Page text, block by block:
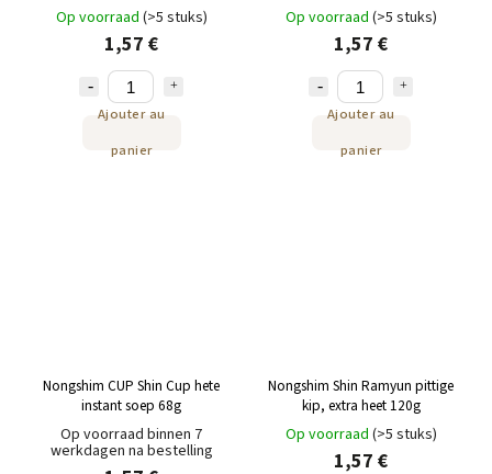
Op voorraad (>5 stuks)
1,57 €
Ajouter au
panier
Op voorraad (>5 stuks)
1,57 €
Ajouter au
panier
Nongshim CUP Shin Cup hete
instant soep 68g
Op voorraad binnen 7
werkdagen na bestelling
Nongshim Shin Ramyun pittige
kip, extra heet 120g
Op voorraad (>5 stuks)
1,57 €